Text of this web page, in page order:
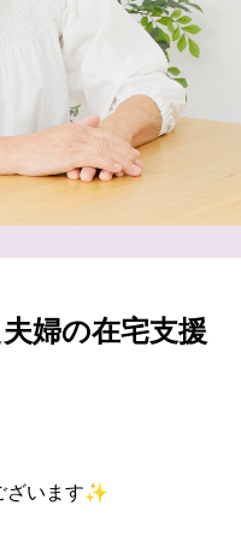
婦の在宅支援
ざいます✨